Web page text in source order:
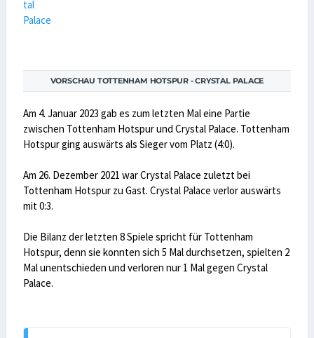
VORSCHAU TOTTENHAM HOTSPUR - CRYSTAL PALACE
Am 4. Januar 2023 gab es zum letzten Mal eine Partie
zwischen Tottenham Hotspur und Crystal Palace. Tottenham
Hotspur ging auswärts als Sieger vom Platz (4:0).
Am 26. Dezember 2021 war Crystal Palace zuletzt bei
Tottenham Hotspur zu Gast. Crystal Palace verlor auswärts
mit 0:3.
Die Bilanz der letzten 8 Spiele spricht für Tottenham
Hotspur, denn sie konnten sich 5 Mal durchsetzen, spielten 2
Mal unentschieden und verloren nur 1 Mal gegen Crystal
Palace.